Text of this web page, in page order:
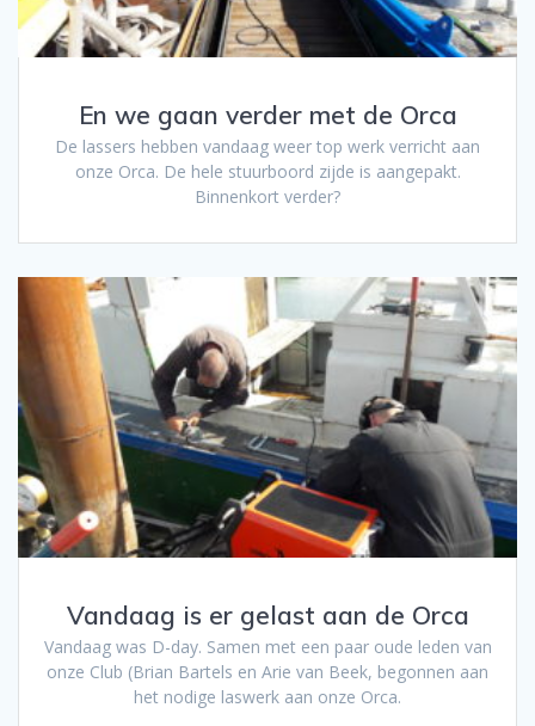
En we gaan verder met de Orca
De lassers hebben vandaag weer top werk verricht aan
onze Orca. De hele stuurboord zijde is aangepakt.
Binnenkort verder?
Vandaag is er gelast aan de Orca
Vandaag was D-day. Samen met een paar oude leden van
onze Club (Brian Bartels en Arie van Beek, begonnen aan
het nodige laswerk aan onze Orca.